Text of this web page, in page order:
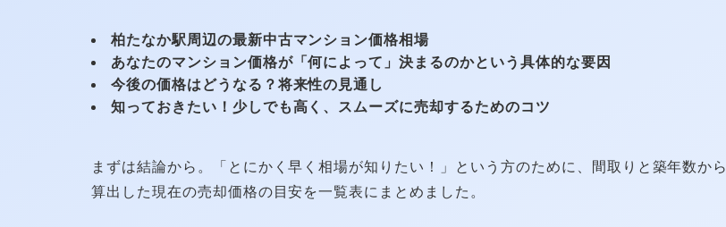
柏たなか駅周辺の最新中古マンション価格相場
あなたのマンション価格が「何によって」決まるのかという具体的な要因
今後の価格はどうなる？将来性の見通し
知っておきたい！少しでも高く、スムーズに売却するためのコツ
まずは結論から。「とにかく早く相場が知りたい！」という方のために、間取りと築年数から
算出した現在の売却価格の目安を一覧表にまとめました。